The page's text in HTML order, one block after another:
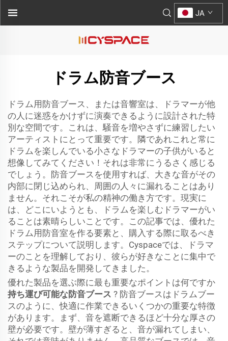
JA
ドラム防音ブース
ドラム用防音ブース、または音響室は、ドラマーが他
の人に迷惑をかけずに演奏できるように設計された特
別な空間です。これは、騒音を増やさずに練習したい
アーティストにとって重要です。隣であれこれと常に
ドラムを楽しんでいる小さなドラマーの子供がいると
想像してみてください！それは非常にうるさく感じる
でしょう。防音ブースを使用すれば、大きな音がその
内部に閉じ込められ、周囲の人々に漏れることはあり
ません。それこそが私の精神の働き方です。現実に
は、どこにいようとも、ドラムを楽しむドラマーがい
ることは素晴らしいことです。この記事では、優れた
ドラム用防音室を作る要素と、購入する際に取るべき
ステップについて説明します。Cyspaceでは、ドラマ
ーのことを理解しており、彼らが好きなことに集中で
きるような製品を開発してきました。
優れた製品を選ぶ際に最も重要なポイントは何ですか
持ち運び可能な防音ブース ? 防音ブースはドラムブー
スのように、快適に作業できるいくつかの重要な特徴
があります。まず、音を遮断できるほど十分な厚さの
壁が必要です。壁が薄すぎると、音が漏れてしまい、